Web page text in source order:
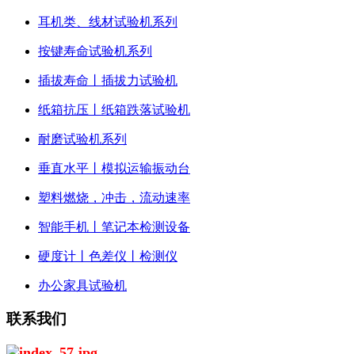
耳机类、线材试验机系列
按键寿命试验机系列
插拔寿命丨插拔力试验机
纸箱抗压丨纸箱跌落试验机
耐磨试验机系列
垂直水平丨模拟运输振动台
塑料燃烧，冲击，流动速率
智能手机丨笔记本检测设备
硬度计丨色差仪丨检测仪
办公家具试验机
联系我们